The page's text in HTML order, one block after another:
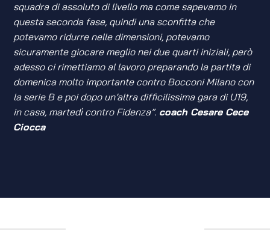
squadra di assoluto di livello ma come sapevamo in
questa seconda fase, quindi una sconfitta che
potevamo ridurre nelle dimensioni, potevamo
sicuramente giocare meglio nei due quarti iniziali, però
adesso ci rimettiamo al lavoro preparando la partita di
domenica molto importante contro Bocconi Milano con
la serie B e poi dopo un’altra difficilissima gara di U19,
in casa, martedì contro Fidenza”. coach Cesare Cece
Ciocca